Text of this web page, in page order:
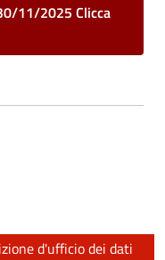
11/2025 Clicca
d'ufficio dei dati